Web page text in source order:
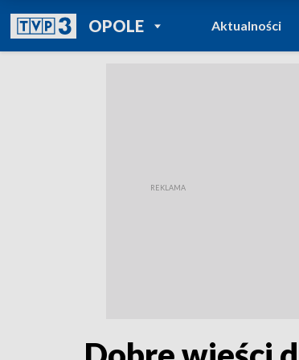
OPOLEPOWRÓT DO
TVP REGIONY
Aktualności